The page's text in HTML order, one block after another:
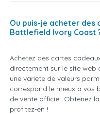
Ou puis-je acheter des
Battlefield Ivory Coast
Achetez des cartes
directement sur le site web
une variete de valeurs
correspond le mieux a vos
de vente officiel. Obtenez
profitez-en !